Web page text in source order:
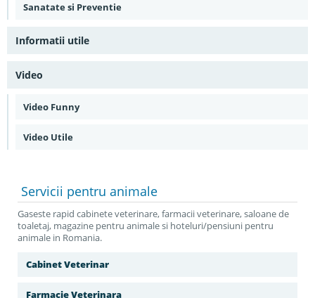
Sanatate si Preventie
Informatii utile
Video
Video Funny
Video Utile
Servicii pentru animale
Gaseste rapid cabinete veterinare, farmacii veterinare, saloane de
toaletaj, magazine pentru animale si hoteluri/pensiuni pentru
animale in Romania.
Cabinet Veterinar
Farmacie Veterinara